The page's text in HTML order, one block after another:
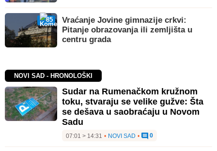
85
Vraćanje Jovine gimnazije crkvi:
Pitanje obrazovanja ili zemljišta u
centru grada
NOVI SAD - HRONOLOŠKI
Sudar na Rumenačkom kružnom
toku, stvaraju se velike gužve: Šta
se dešava u saobraćaju u Novom
Sadu
07:01 > 14:31 • NOVI SAD • 0